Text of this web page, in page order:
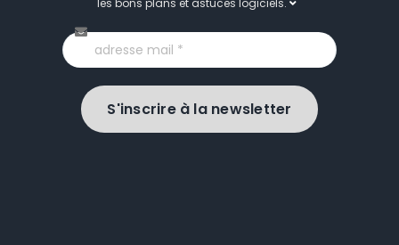
les bons plans et astuces logiciels.
S'inscrire à la newsletter